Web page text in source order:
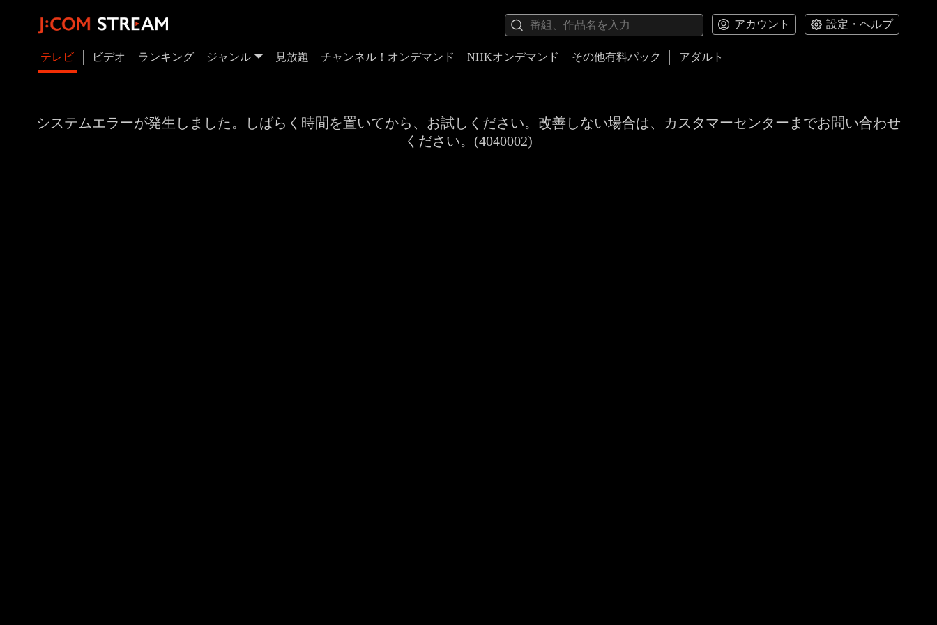
アカウント 設定・ヘルプ
テレビ ビデオ ランキング ジャンル 見放題 チャンネル！オンデマンド NHKオンデマンド その他有料パック アダルト
システムエラーが発生しました。しばらく時間を置いてから、お試しください。改善しない場合は、カスタマーセンターまでお問い合わせ
ください。(4040002)